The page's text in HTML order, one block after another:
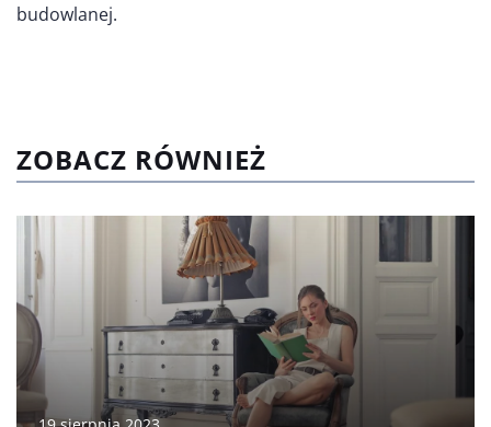
budowlanej.
ZOBACZ RÓWNIEŻ